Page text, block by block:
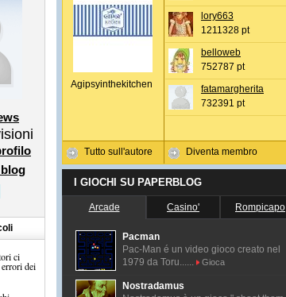
ci
dei
Agipsyinthekitchen
Tutto sull'autore
lory663
1211328 pt
belloweb
752787 pt
fatamargherita
732391 pt
Diventa membro
I GIOCHI SU PAPERBLOG
Arcade Casino' Rompicapo
Pacman
Pac-Man é un video gioco creato nel
1979 da Toru......
Gioca
Nostradamus